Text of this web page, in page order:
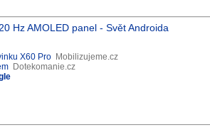
Hz AMOLED panel - Svět Androida
X60 Pro Mobilizujeme.cz
Dotekomanie.cz